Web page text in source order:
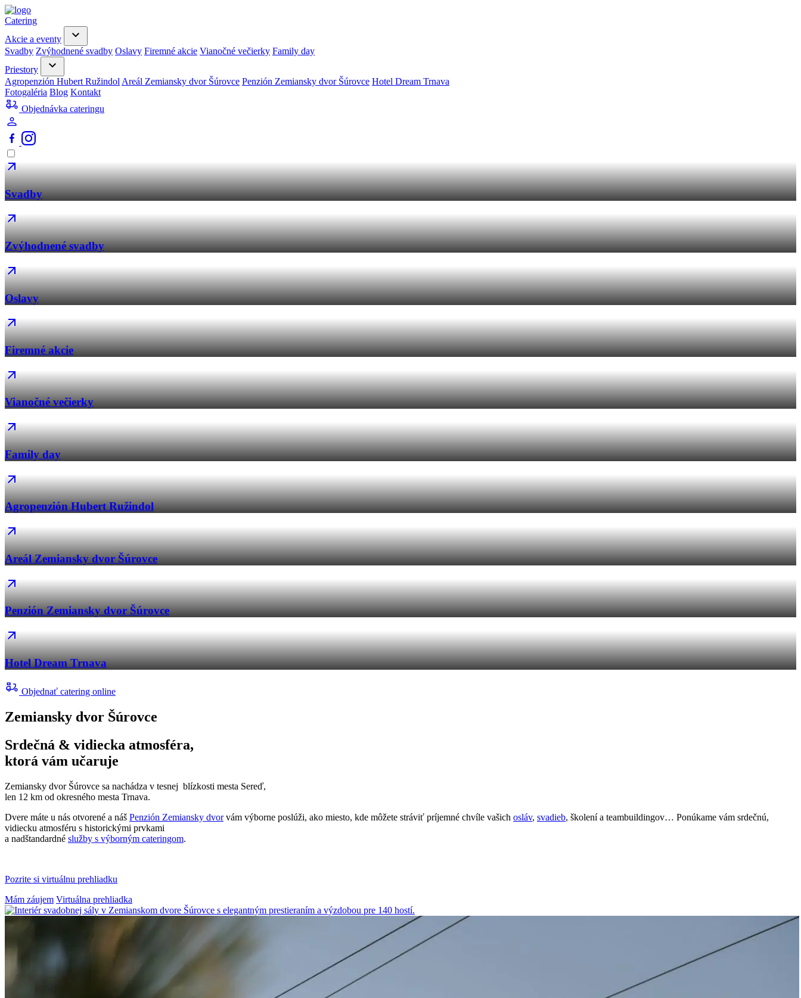
Catering
Akcie a eventy
Svadby Zvýhodnené svadby Oslavy Firemné akcie Vianočné večierky Family day
Priestory
Agropenzión Hubert Ružindol Areál Zemiansky dvor Šúrovce Penzión Zemiansky dvor Šúrovce Hotel Dream Trnava
Fotogaléria Blog Kontakt
Objednávka cateringu
Svadby
Zvýhodnené svadby
Oslavy
Firemné akcie
Vianočné večierky
Family day
Agropenzión Hubert Ružindol
Areál Zemiansky dvor Šúrovce
Penzión Zemiansky dvor Šúrovce
Hotel Dream Trnava
Objednať catering online
Zemiansky dvor Šúrovce
Srdečná & vidiecka atmosféra,
ktorá vám učaruje
Zemiansky dvor Šúrovce sa nachádza v tesnej blízkosti mesta Sereď,
len 12 km od okresného mesta Trnava.
Dvere máte u nás otvorené a náš Penzión Zemiansky dvorvám výborne poslúži, ako miesto, kde môžete stráviť príjemné chvíle vašich osláv, svadieb, školení a teambuildingov… Ponúkame vám srdečnú,
vidiecku atmosféru s historickými prvkami
a nadštandardné služby s výborným cateringom.
Pozrite si virtuálnu prehliadku
Mám záujem Virtuálna prehliadka